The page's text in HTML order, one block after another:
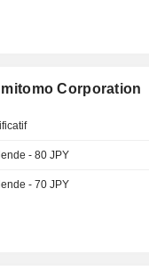
Corporation
- 80 JPY
- 70 JPY